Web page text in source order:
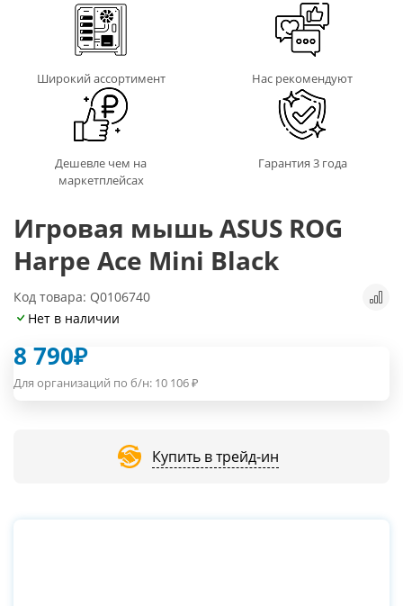
Широкий ассортимент Нас рекомендуют
Дешевле чем на
маркетплейсах
Гарантия 3 года
Игровая мышь ASUS ROG
Harpe Ace Mini Black
Код товара: Q0106740
Нет в наличии
8 790₽
Для организаций по б/н: 10 106₽
Купить в трейд-ин